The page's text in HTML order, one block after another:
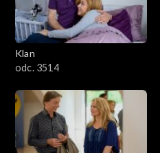
Klan
odc. 3514